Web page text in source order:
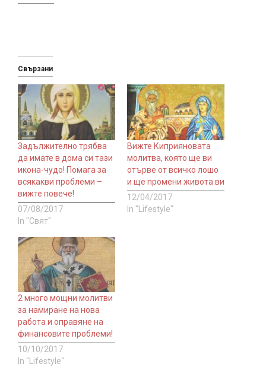
Свързани
Задължително трябва
да имате в дома си тази
икона-чудо! Помага за
всякакви проблеми –
вижте повече!
07/08/2017
In "Свят"
Вижте Киприяновата
молитва, която ще ви
отърве от всичко лошо
и ще промени живота ви
12/04/2017
In "Lifestyle"
2 много мощни молитви
за намиране на нова
работа и оправяне на
финансовите проблеми!
10/10/2017
In "Lifestyle"